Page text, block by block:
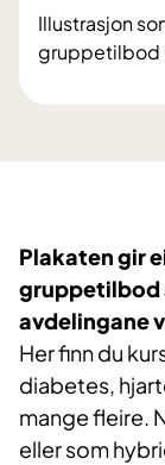
Illustrasjon
gruppetilbod
Plakaten gir
gruppetilbod
avdelingane
Her finn du
diabetes,
mange fleire.
eller som